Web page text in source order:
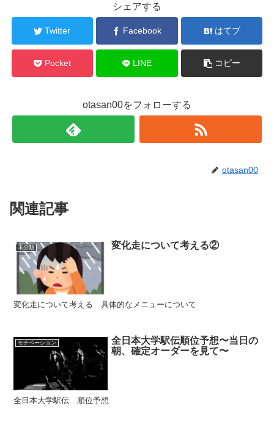
シェアする
Twitter Facebook はてブ
Pocket LINE コピー
otasan00をフォローする
otasan00
関連記事
未分類 変化走について考える②
変化走について考える 具体的なメニューについて
モチベーション
全日本大学駅伝順位予想〜当日の
朝、確定オーダーを見て〜
全日本大学駅伝 順位予想